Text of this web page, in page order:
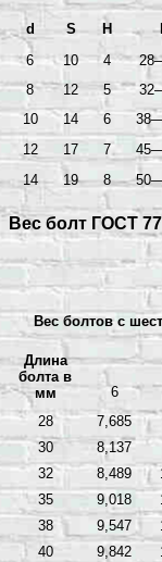
d S Н
6 10 4
8
12 5
10
14 6
12
17 7
14
19 8
Вес болт ГОСТ
Вес болтов с
Длина
болта в
мм
6
28
7,685
30
8,137
32
8,489
35
9,018
38
9,547
40
9,842